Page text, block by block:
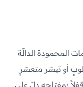
المحمودة الدالّة
أو تيسّر متعسّرٍ
بمفتاحه دلّ على